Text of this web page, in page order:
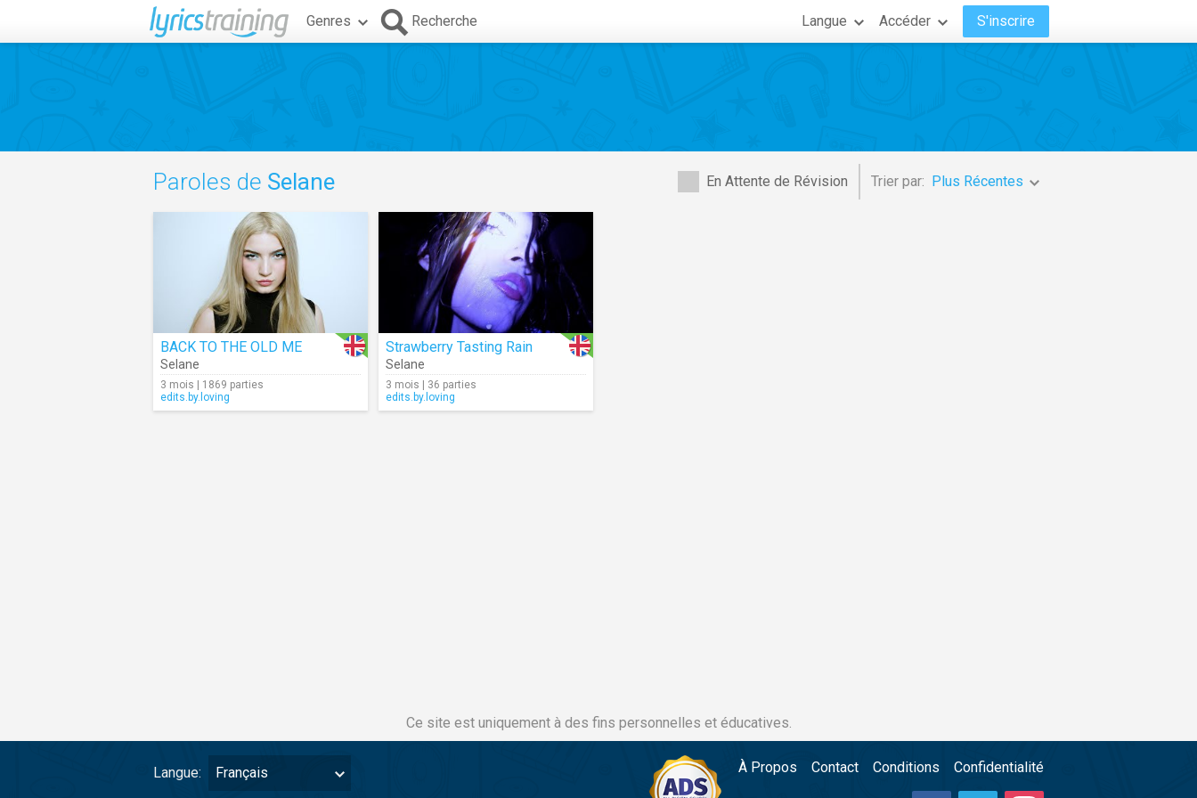
Genres Recherche Langue Accéder S'inscrire
En Attente de Révision Trier par: Plus Récentes
Paroles de Selane
BACK TO THE OLD ME
Selane
3 mois | 1869 parties
edits.by.loving
Strawberry Tasting Rain
Selane
3 mois | 36 parties
edits.by.loving
Ce site est uniquement à des fins personnelles et éducatives.
Langue: Français À Propos Contact Conditions Confidentialité